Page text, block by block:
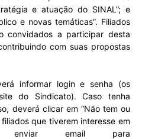
e atuação do SINAL”; e
e novas temáticas”. Filiados
convidados a participar desta
com suas propostas
informar login e senha (os
do Sindicato). Caso tenha
deverá clicar em “Não tem ou
que tiverem interesse em
enviar email para